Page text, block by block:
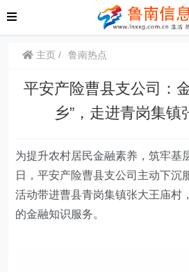
主页 鲁南热点
平安产险曹县支公司：
乡”，走进青岗集镇
为提升农村居民金融素养，筑牢基
日，平安产险曹县支公司主动下沉
活动带进曹县青岗集镇张大王庙村
的金融知识服务。